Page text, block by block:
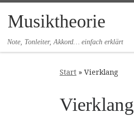
Zum Inhalt springen
Musiktheorie
Note, Tonleiter, Akkord… einfach erklärt
Start » Vierklang
Vierklang